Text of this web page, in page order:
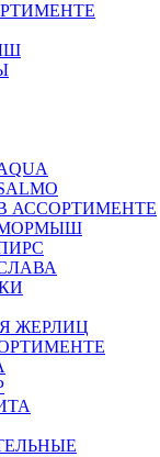
АССОРТИМЕНТЕ
МОРМЫШ
ЖЕРЛИЦ